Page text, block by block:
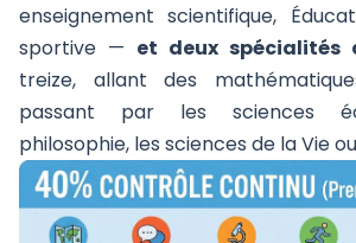
enseignement scientifique,
sportive — et deux spécialités
treize, allant des
passant par les sciences
philosophie, les sciences de la Vie